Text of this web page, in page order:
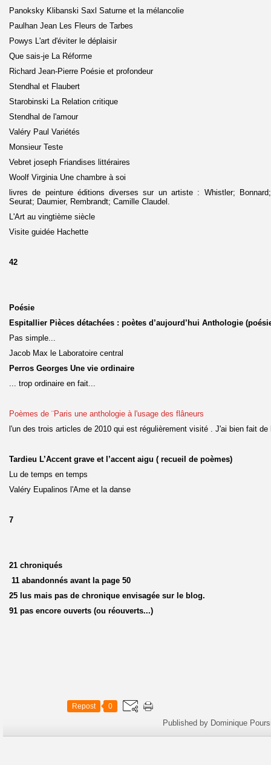
Panoksky Klibanski Saxl Saturne et la mélancolie
Paulhan Jean Les Fleurs de Tarbes
Powys L'art d'éviter le déplaisir
Que sais-je La Réforme
Richard Jean-Pierre Poésie et profondeur
Stendhal et Flaubert
Starobinski La Relation critique
Stendhal de l'amour
Valéry Paul Variétés
Monsieur Teste
Vebret joseph Friandises littéraires
Woolf Virginia Une chambre à soi
livres de peinture éditions diverses sur un artiste : Whistler;
Seurat; Daumier, Rembrandt; Camille Claudel.
L'Art au vingtième siècle
Visite guidée Hachette
42
Poésie
Espitallier Pièces détachées : poètes d’aujourd’hui Anthologie
Pas simple...
Jacob Max le Laboratoire central
Perros Georges Une vie ordinaire
... trop ordinaire en fait...
Poèmes de ¨Paris une anthologie à l'usage des flâneurs
l'un des trois articles de 2010 qui est régulièrement visité . J'ai bien fait de
Tardieu L’Accent grave et l’accent aigu ( recueil de poèmes)
Lu de temps en temps
Valéry Eupalinos l'Ame et la danse
7
21 chroniqués
11 abandonnés avant la page 50
25 lus mais pas de chronique envisagée sur le blog.
91 pas encore ouverts (ou réouverts...)
Repost 0
Published by Dominique